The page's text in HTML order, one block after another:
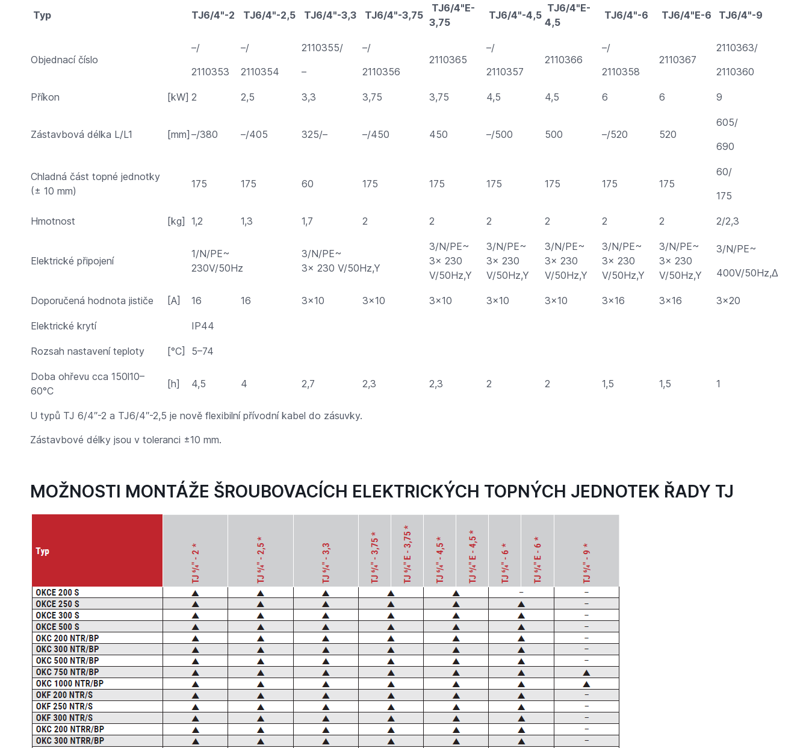
Typ TJ6/4"-2 TJ6/4"-2,5 TJ6/4"-3,3 TJ6/4"-3,75
TJ6/4"E-
3,75
TJ6/4"-4,5
TJ6/4"E-
4,5
TJ6/4"-6 TJ6/4"E-6 TJ6/4"-9
Objednací číslo
–/
2110353
–/
2110354
2110355/
–
–/
2110356
2110365
–/
2110357
2110366
–/
2110358
2110367
2110363/
2110360
Příkon [kW] 2 2,5 3,3 3,75 3,75 4,5 4,5 6 6 9
Zástavbová délka L/L1 [mm] –/380 –/405 325/– –/450 450 –/500 500 –/520 520
605/
690
Chladná část topné jednotky
(± 10 mm)
175 175 60 175 175 175 175 175 175
60/
175
Hmotnost [kg] 1,2 1,3 1,7 2 2 2 2 2 2 2/2,3
Elektrické připojení
1/N/PE~
230V/50Hz
3/N/PE~
3x 230 V/50Hz,Y
3/N/PE~
3x 230
V/50Hz,Y
3/N/PE~
3x 230
V/50Hz,Y
3/N/PE~
3x 230
V/50Hz,Y
3/N/PE~
3x 230
V/50Hz,Y
3/N/PE~
3x 230
V/50Hz,Y
3/N/PE~
400V/50Hz,Δ
Doporučená hodnota jističe [A] 16 16 3×10 3×10 3×10 3×10 3×10 3×16 3×16 3×20
Elektrické krytí IP44
Rozsah nastavení teploty [°C] 5–74
Doba ohřevu cca 150l10–
60°C
[h] 4,5 4 2,7 2,3 2,3 2 2 1,5 1,5 1
U typů TJ 6/4″-2 a TJ6/4″-2,5 je nově flexibilní přívodní kabel do zásuvky.
Zástavbové délky jsou v toleranci ±10 mm.
MOŽNOSTI MONTÁŽE ŠROUBOVACÍCH ELEKTRICKÝCH TOPNÝCH JEDNOTEK ŘADY TJ